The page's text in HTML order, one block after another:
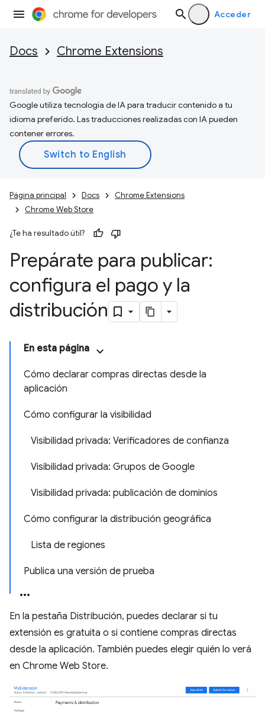
Acceder
Docs Chrome Extensions
Google utiliza tecnología de IA para traducir contenido a tu
idioma preferido. Las traducciones realizadas con IA pueden
contener errores.
Página principal Docs
Chrome Extensions
Chrome Web Store
¿Te ha resultado útil?
Prepárate para publicar:
configura el pago y la
distribución
En esta página
Cómo declarar compras directas desde la
aplicación
Cómo configurar la visibilidad
Visibilidad privada: Verificadores de confianza
Visibilidad privada: Grupos de Google
Visibilidad privada: publicación de dominios
Cómo configurar la distribución geográfica
Lista de regiones
Publica una versión de prueba
En la pestaña Distribución, puedes declarar si tu
extensión es gratuita o si contiene compras directas
desde la aplicación. También puedes elegir quién lo verá
en Chrome Web Store.